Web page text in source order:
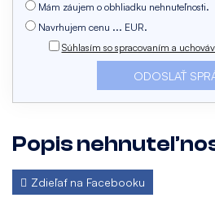
Popis
Zdieľať na Facebooku
Mám záujem o obhliadku nehnuteľnosti.
Navrhujem cenu ... EUR.
Súhlasím so spracovaním a